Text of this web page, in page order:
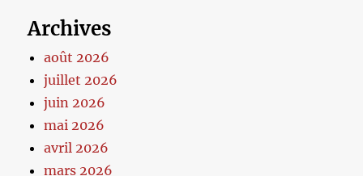
Archives
août 2026
juillet 2026
juin 2026
mai 2026
avril 2026
mars 2026